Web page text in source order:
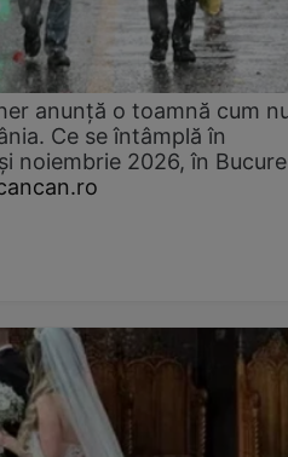
anunță o toamnă cum
Ce se întâmplă în
noiembrie 2026, în